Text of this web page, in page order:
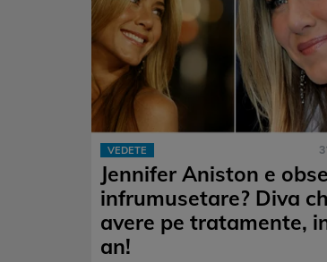
VEDETE
Jennifer Aniston e
infrumusetare? Diva
avere pe tratamente,
an!